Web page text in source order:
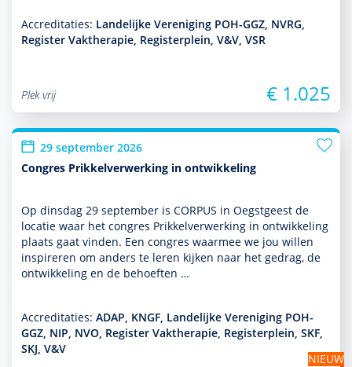
Accreditaties: Landelijke Vereniging POH-GGZ, NVRG,
Register Vaktherapie, Registerplein, V&V, VSR
Plek vrij € 1.025
29 september 2026
Congres Prikkelverwerking in ontwikkeling
Op dins­dag 29 september is CORPUS in Oegstgeest de
locatie waar het congres Prikkelverwerking in ont­wikke­ling
plaats gaat vinden. Een congres waarmee we jou willen
inspireren om anders te leren kijken naar het gedrag, de
ont­wikke­ling en de behoeften …
Accreditaties: ADAP, KNGF, Landelijke Vereniging POH-
GGZ, NIP, NVO, Register Vaktherapie, Registerplein, SKF,
SKJ, V&V
NIEUW